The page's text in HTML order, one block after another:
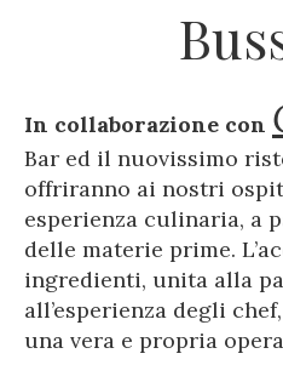
In collaborazione con
Bar ed il nuovissimo
offriranno ai nostri
esperienza culinaria, a
delle materie prime.
ingredienti, unita alla
all’esperienza degli
una vera e propria opera